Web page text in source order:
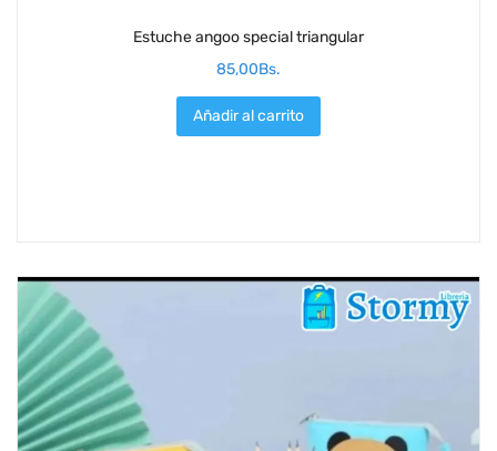
Estuche angoo special triangular
85,00Bs.
Añadir al carrito